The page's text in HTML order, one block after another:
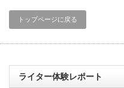
トップページに戻る
ライター体験レポート